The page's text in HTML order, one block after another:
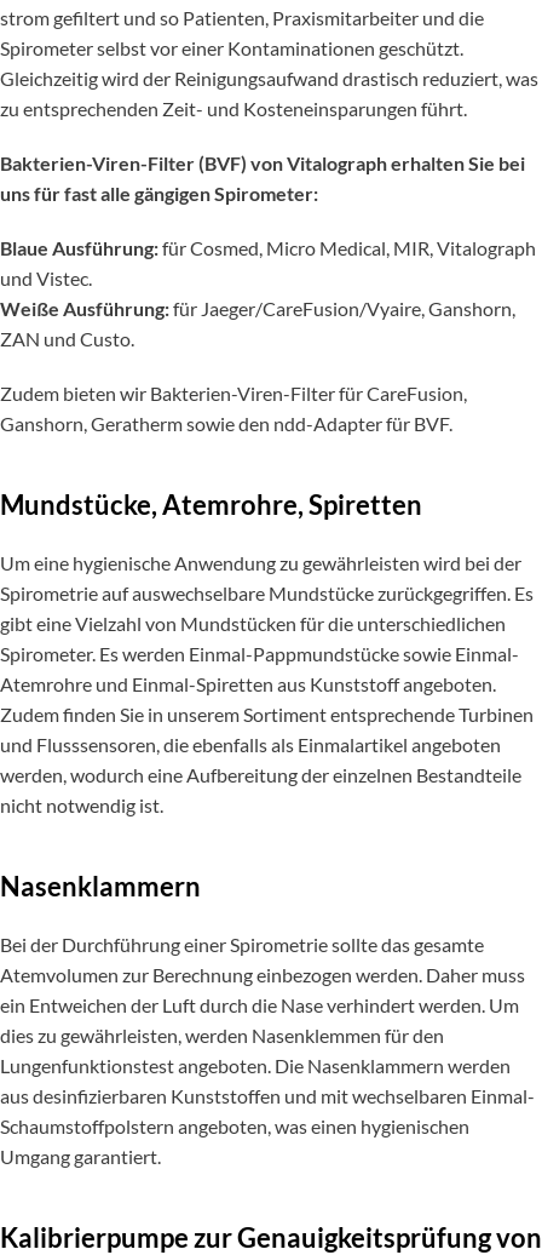
strom gefiltert und so Pa­ti­en­ten, Praxismit­arbei­ter und die
Spirome­ter selbst vor einer Kon­­ta­­mi­­na­tio­nen geschüt­zt.
Gleichzeitig wird der Reinigungs­aufwand dras­tisch reduziert, was
zu ent­spre­chen­den Zeit- und Kosteneinsparun­gen führt.
Bakterien-Viren-Filter (BVF) von Vitalograph erhal­ten Sie bei
uns für fast alle gängigen Spirome­ter:
Blaue Aus­führung:für Cosmed, Micro Medi­cal, MIR, Vi­ta­lograph
und Vistec.
Weiße Aus­führung:für Jaeger/CareFusion/Vyaire, Ganshorn,
ZAN und Custo.
Zudem bieten wir Bakte­ri­en-Viren-Fil­ter für CareFusion,
Ganshorn, Geratherm sowie den ndd-Adapter für BVF.
Mundstücke, Atemrohre, Spiretten
Um eine hygienische Anwendung zu gewährleisten wird bei der
Spirometrie auf auswechselbare Mundstücke zurückgegriffen. Es
gibt eine Vielzahl von Mundstücken für die unterschiedlichen
Spirometer. Es werden Einmal-Pappmundstücke sowie Einmal-
Atemrohre und Einmal-Spiretten aus Kunststoff angeboten.
Zudem finden Sie in unserem Sortiment entsprechende Turbinen
und Flusssensoren, die ebenfalls als Einmalartikel angeboten
werden, wodurch eine Aufbereitung der einzelnen Bestandteile
nicht notwendig ist.
Nasenklammern
Bei der Durchführung einer Spirometrie sollte das gesamte
Atemvolumen zur Berechnung einbezogen werden. Daher muss
ein Entweichen der Luft durch die Nase verhindert werden. Um
dies zu gewährleisten, werden Nasenklemmen für den
Lungenfunktionstest angeboten. Die Nasenklammern werden
aus desinfizierbaren Kunststoffen und mit wechselbaren Einmal-
Schaumstoffpolstern angeboten, was einen hygienischen
Umgang garantiert.
Kalibrierpumpe zur Genauigkeitsprüfung von